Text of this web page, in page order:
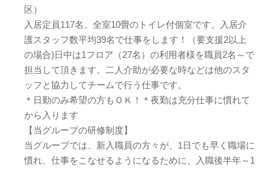
区）
入居定員117名、全室10畳のトイレ付個室です。入居介
護スタッフ数平均39名で仕事をします！（要支援2以上
の場合)日中は1フロア（27名）の利用者様を職員2名～で
担当して頂きます。二人介助が必要な時などは他のスタ
ッフと協力してチームで行う仕事です。
＊日勤のみ希望の方もＯＫ！＊夜勤は充分仕事に慣れて
から入ります
【当グループの研修制度】
当グループでは、新入職員の方々が、1日でも早く職場に
慣れ、仕事をこなせるようになるために、入職後半年～1